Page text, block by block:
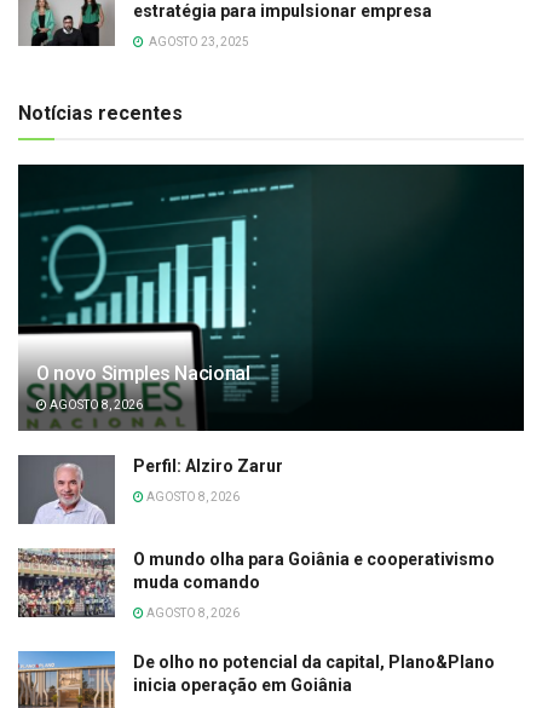
estratégia para impulsionar empresa
AGOSTO 23, 2025
Notícias recentes
O novo Simples Nacional
AGOSTO 8, 2026
Perfil: Alziro Zarur
AGOSTO 8, 2026
O mundo olha para Goiânia e cooperativismo
muda comando
AGOSTO 8, 2026
De olho no potencial da capital, Plano&Plano
inicia operação em Goiânia